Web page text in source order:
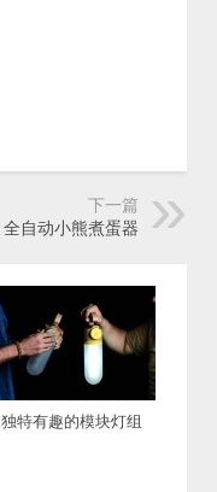
下一篇
全自动小熊煮蛋器
独特有趣的模块灯组